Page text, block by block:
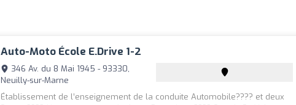
Auto-Moto École E.drive 1-2
346 Av. du 8 Mai 1945 - 93330,
Neuilly-sur-Marne
Établissement de l’enseignement de la conduite Automobile???? et deux